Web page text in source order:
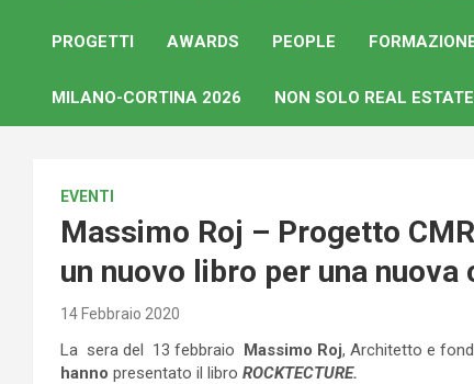
PROGETTI AWARDS PEOPLE
MILANO-CORTINA 2026 NON SOLO REAL ESTATE
EVENTI
Massimo Roj – Progetto
un nuovo libro per una
14 Febbraio 2020
La sera del 13 febbraio Massimo Roj, Architetto e
hanno presentato il libro ROCKTECTURE.